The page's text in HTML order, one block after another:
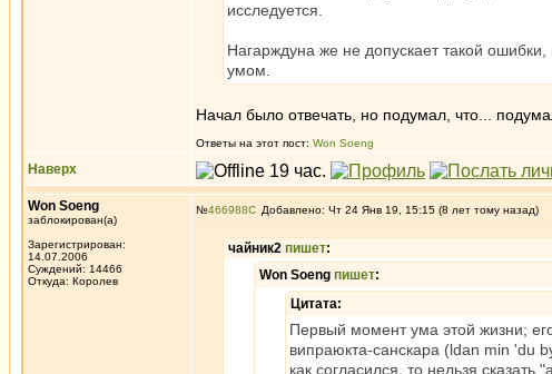
исследуется.
Нагарждуна же не допускает такой
умом.
Начал было отвечать, но подумал, что...
Ответы на этот пост: Won Soeng
Наверх
Won Soeng
заблокирован(а)
Зарегистрирован:
14.07.2006
Суждений: 14466
Откуда: Королев
№466988 Добавлено: Чт 24 Янв 19, 15:15 (8 лет тому назад)
чайник2 пишет:
Won Soeng пишет:
Цитата:
Первый момент ума этой жизни;
випраюкта-санскара (ldan min 'du
как согласился, то нельзя сказать